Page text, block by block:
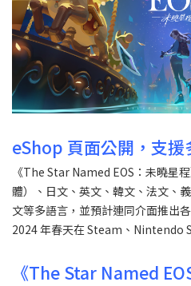
eShop 頁面公開，支援
《The Star Named EOS：未曉星
體）、日文、英文、韓文、法文、
文等多語言，並預計連同介面推出
2024 年春天在 Steam、Nintendo
《The Star Named